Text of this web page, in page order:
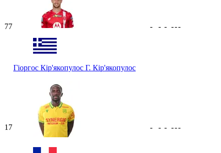
77
Гіоргос Кір'якопулос Г. Кір'якопулос
- - - ---
17 - - - ---